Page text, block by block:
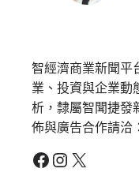
智經濟商業新聞平
業、投資與企業動
析，隸屬智聞捷發
佈與廣告合作請洽
Facebook Instagram X